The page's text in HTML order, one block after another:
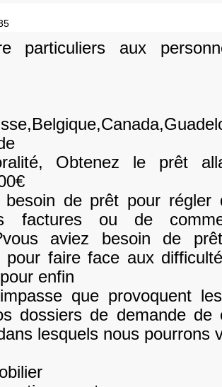
particuliers aux
Obtenez le prêt
besoin de prêt pour
factures ou de
aviez besoin de
pour faire face aux
enfin
que provoquent
dossiers de demande de
lesquels nous pourrons